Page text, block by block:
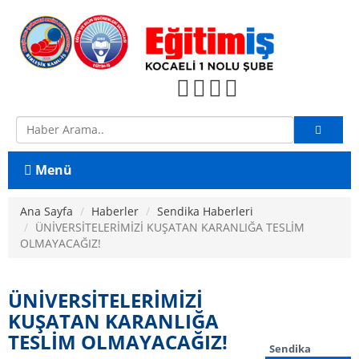
Menü
Ana Sayfa
Konfederasyon
Şube Yönetimi
Şube Yönetimi
Şube Denetleme Kurulu
Ana Sayfa Haberler
Sendika Haberleri
ÜNİVERSİTELERİMİZİ KUŞATAN KARANLIĞA TESLİM
OLMAYACAĞIZ!
ÜNİVERSİTELERİMİZİ
KUŞATAN KARANLIĞA
TESLİM OLMAYACAĞIZ!
Sendika